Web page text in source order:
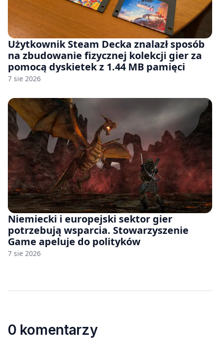
Użytkownik Steam Decka znalazł sposób
na zbudowanie fizycznej kolekcji gier za
pomocą dyskietek z 1.44 MB pamięci
7 sie 2026
Niemiecki i europejski sektor gier
potrzebują wsparcia. Stowarzyszenie
Game apeluje do polityków
7 sie 2026
0 komentarzy